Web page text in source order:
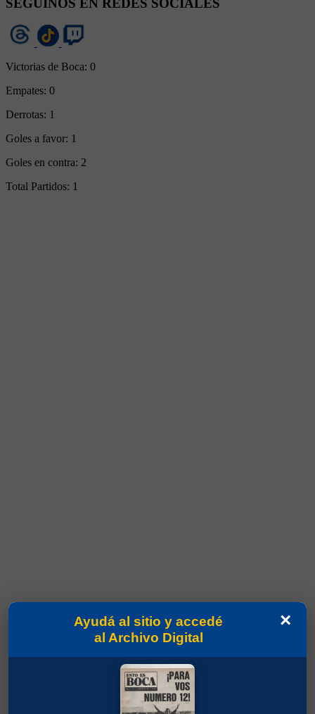
Victorias de Boca: 0
Empates: 0
Derrotas: 1
Goles a favor: 1
Goles en contra: 2
Total Partidos: 1
×
Ayudá al sitio y accedé
al Archivo Digital